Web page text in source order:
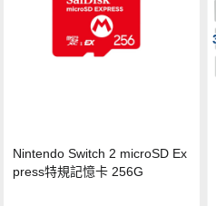
Nintendo Switch 2 microSD Ex
press特規記憶卡 256G